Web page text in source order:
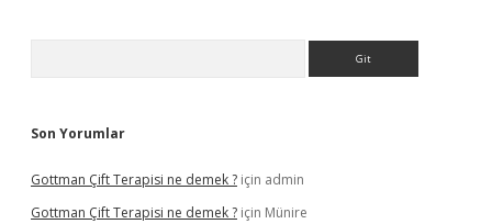
Son Yorumlar
Gottman Çift Terapisi ne demek ? için admin
Gottman Çift Terapisi ne demek ? için Münire